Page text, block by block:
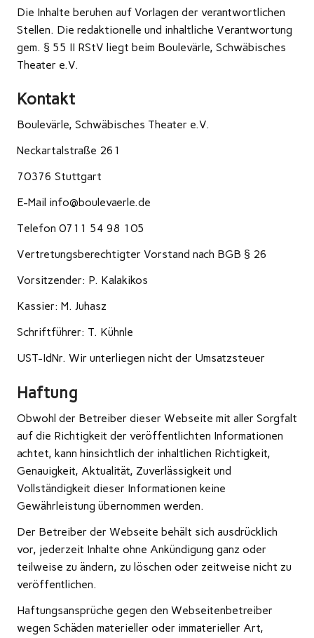
Die Inhalte beruhen auf Vorlagen der verantwortlichen
Stellen. Die redaktionelle und inhaltliche Verantwortung
gem. § 55 II RStV liegt beim Boulevärle, Schwäbisches
Theater e.V.
Kontakt
Boulevärle, Schwäbisches Theater e.V.
Neckartalstraße 261
70376 Stuttgart
E-Mail info@boulevaerle.de
Telefon 0711 54 98 105
Vertretungsberechtigter Vorstand nach BGB § 26
Vorsitzender: P. Kalakikos
Kassier: M. Juhasz
Schriftführer: T. Kühnle
UST-IdNr. Wir unterliegen nicht der Umsatzsteuer
Haftung
Obwohl der Betreiber dieser Webseite mit aller Sorgfalt
auf die Richtigkeit der veröffentlichten Informationen
achtet, kann hinsichtlich der inhaltlichen Richtigkeit,
Genauigkeit, Aktualität, Zuverlässigkeit und
Vollständigkeit dieser Informationen keine
Gewährleistung übernommen werden.
Der Betreiber der Webseite behält sich ausdrücklich
vor, jederzeit Inhalte ohne Ankündigung ganz oder
teilweise zu ändern, zu löschen oder zeitweise nicht zu
veröffentlichen.
Haftungsansprüche gegen den Webseitenbetreiber
wegen Schäden materieller oder immaterieller Art,